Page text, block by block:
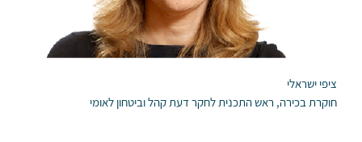
ציפי ישראלי
חוקרת בכירה, ראש התכנית לחקר דעת קהל וביטחון לאומי